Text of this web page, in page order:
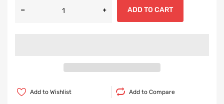
ADD TO CART
Add to Wishlist Add to Compare